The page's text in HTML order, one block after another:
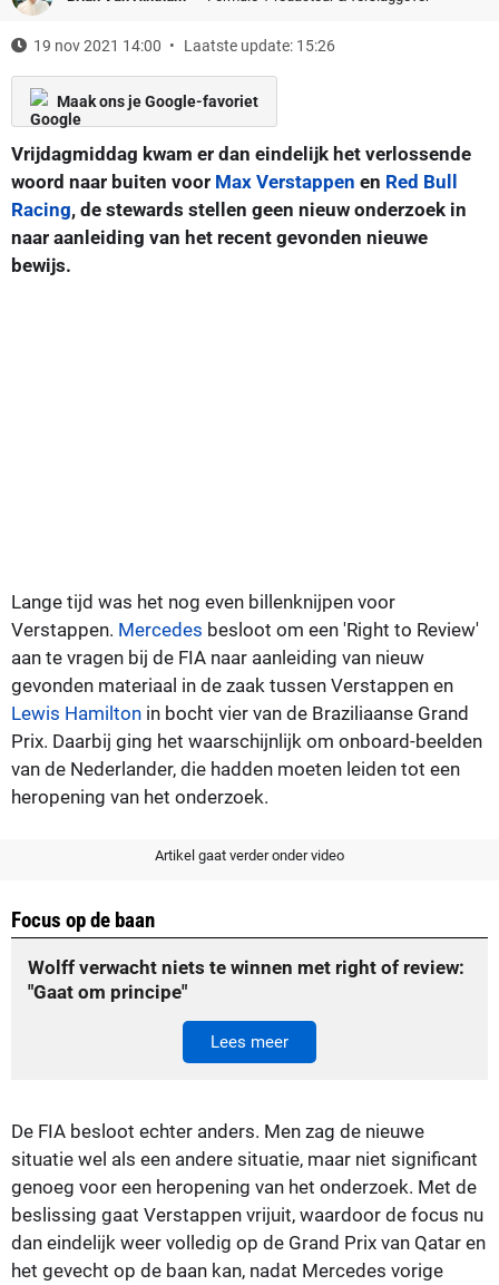
19 nov 2021 14:00 Laatste update: 15:26
Maak ons je Google-favoriet
Vrijdagmiddag kwam er dan eindelijk het verlossende
woord naar buiten voor Max Verstappen en Red Bull
Racing, de stewards stellen geen nieuw onderzoek in
naar aanleiding van het recent gevonden nieuwe
bewijs.
Lange tijd was het nog even billenknijpen voor
Verstappen. Mercedes besloot om een 'Right to Review'
aan te vragen bij de FIA naar aanleiding van nieuw
gevonden materiaal in de zaak tussen Verstappen en
Lewis Hamilton in bocht vier van de Braziliaanse Grand
Prix. Daarbij ging het waarschijnlijk om onboard-beelden
van de Nederlander, die hadden moeten leiden tot een
heropening van het onderzoek.
Artikel gaat verder onder video
Focus op de baan
Wolff verwacht niets te winnen met right of review:
"Gaat om principe"
Lees meer
De FIA besloot echter anders. Men zag de nieuwe
situatie wel als een andere situatie, maar niet significant
genoeg voor een heropening van het onderzoek. Met de
beslissing gaat Verstappen vrijuit, waardoor de focus nu
dan eindelijk weer volledig op de Grand Prix van Qatar en
het gevecht op de baan kan, nadat Mercedes vorige